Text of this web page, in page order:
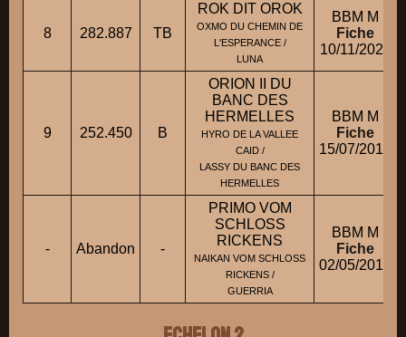
8 282.887 TB
ROK DIT OROK
OXMO DU CHEMIN DE
L'ESPERANCE /
LUNA
BBM M
Fiche
10/11/2020
9 252.450 B
ORION II DU
BANC DES
HERMELLES
HYRO DE LA VALLEE
CAID /
LASSY DU BANC DES
HERMELLES
BBM M
Fiche
15/07/2018
- Abandon -
PRIMO VOM
SCHLOSS
RICKENS
NAIKAN VOM SCHLOSS
RICKENS /
GUERRIA
BBM M
Fiche
02/05/2019